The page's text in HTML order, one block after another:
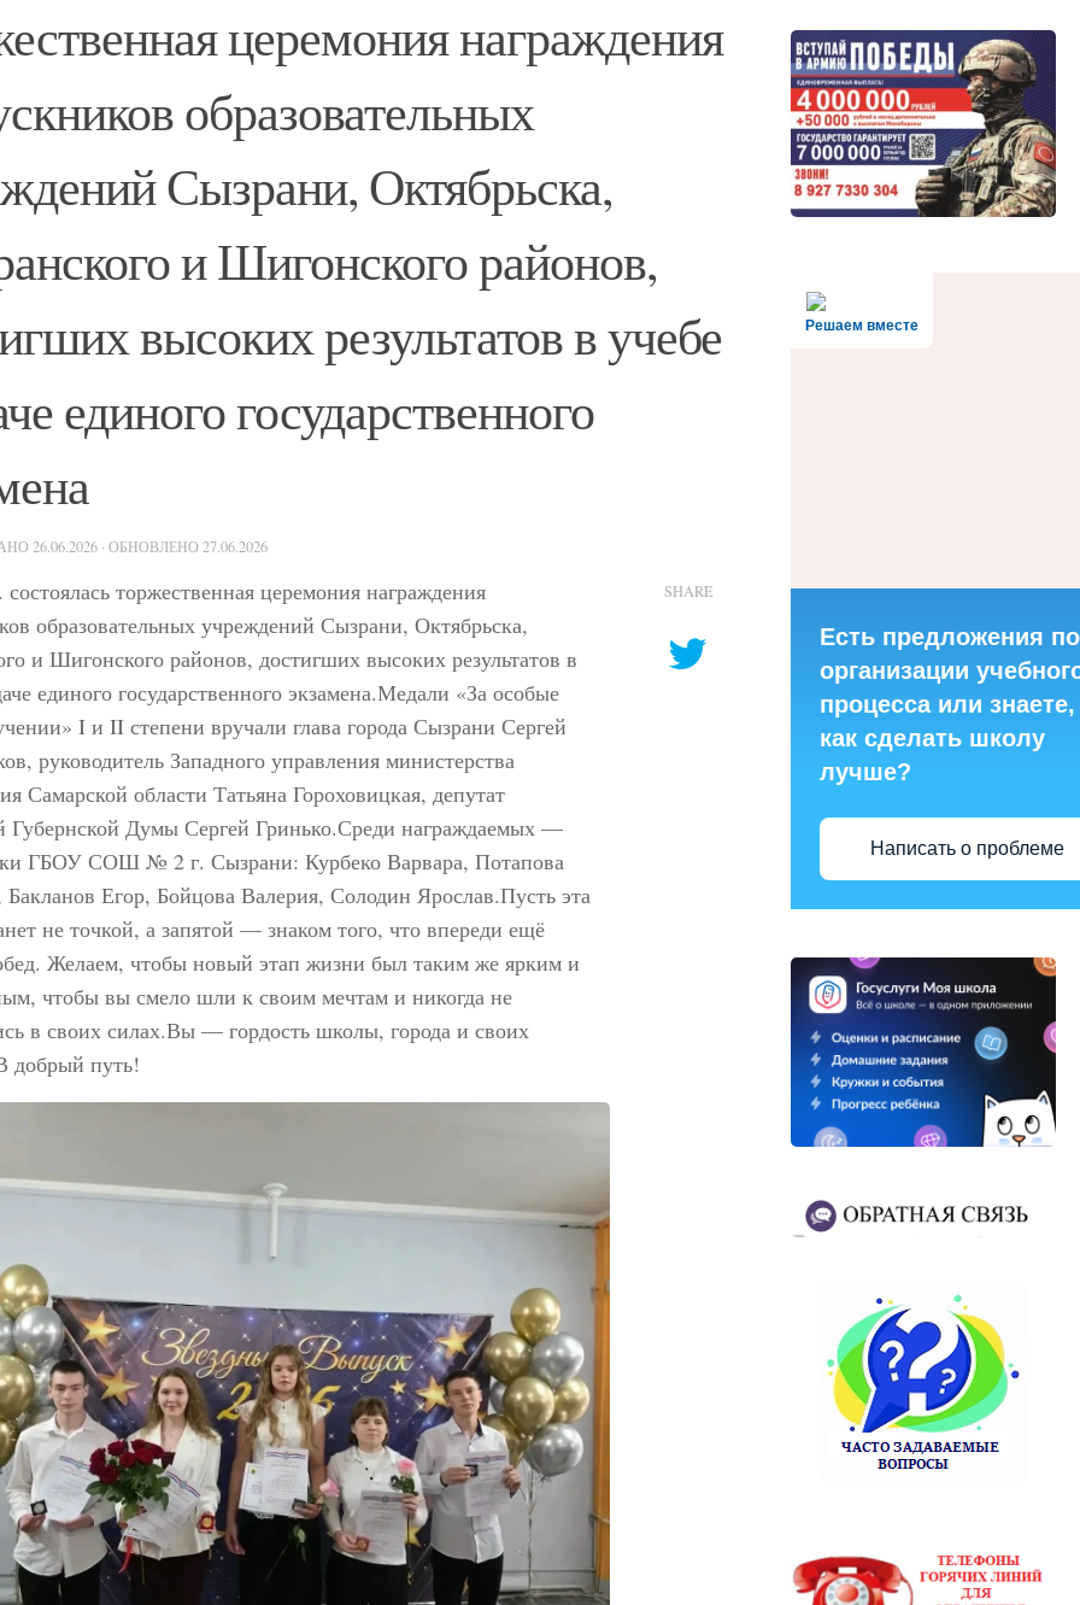
церемония награждения
образовательных
Сызрани, Октябрьска,
и Шигонского районов,
высоких результатов в учебе
единого государственного
26.06.2026 · ОБНОВЛЕНО 27.06.2026
состоялась торжественная церемония награждения
образовательных учреждений Сызрани, Октябрьска,
и Шигонского районов, достигших высоких результатов в
единого государственного экзамена.Медали «За особые
I и II степени вручали глава города Сызрани Сергей
руководитель Западного управления министерства
Самарской области Татьяна Гороховицкая, депутат
Губернской Думы Сергей Гринько.Среди награждаемых —
ГБОУ СОШ № 2 г. Сызрани: Курбеко Варвара, Потапова
Егор, Бойцова Валерия, Солодин Ярослав.Пусть эта
не точкой, а запятой — знаком того, что впереди ещё
Желаем, чтобы новый этап жизни был таким же ярким и
чтобы вы смело шли к своим мечтам и никогда не
в своих силах.Вы — гордость школы, города и своих
добрый путь!
SHARE
Решаем вместе
Есть предложения по
организации
процесса или знаете,
как сделать школу
лучше?
Написать о проблеме